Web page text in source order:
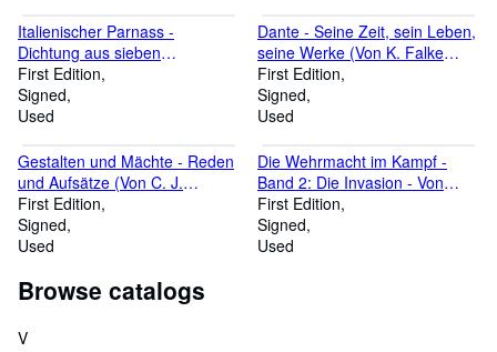
Italienischer Parnass -
Dichtung aus sieben
Jahrhunderten (Von H. Fredrick
signiert)
First Edition
Signed
Used
Dante - Seine Zeit, sein Leben,
seine Werke (Von K. Falke
signiert)
First Edition
Signed
Used
Gestalten und Mächte - Reden
und Aufsätze (Von C. J.
Burckhardt signiert)
First Edition
Signed
Used
Die Wehrmacht im Kampf -
Band 2: Die Invasion - Von
Cotentin bis Falaise (Von F.
Hayn signiert)
First Edition
Signed
Used
Browse catalogs
V